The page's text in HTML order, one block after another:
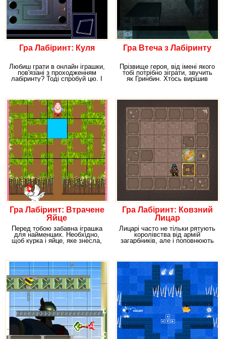
Гра Лабіринт: Куля
Любиш грати в онлайн іграшки,
пов'язані з проходженням
лабіринту? Тоді спробуй цю. І
Гра Втеча з Лабіринту
Прізвище героя, від імені якого
тобі потрібно зіграти, звучить
як Гринбин. Хтось вирішив
Гра Лабіринт: Втрачене
Яйце
Перед тобою забавна іграшка
для найменших. Необхідно,
щоб курка і яйце, яке знесла,
Гра Лабіринт: Ковзний
Лицар
Лицарі часто не тільки рятують
королівства від армій
загарбників, але і поповнюють